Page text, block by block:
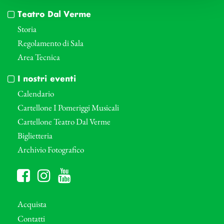
Teatro Dal Verme
Storia
Regolamento di Sala
Area Tecnica
I nostri eventi
Calendario
Cartellone I Pomeriggi Musicali
Cartellone Teatro Dal Verme
Biglietteria
Archivio Fotografico
Acquista
Contatti